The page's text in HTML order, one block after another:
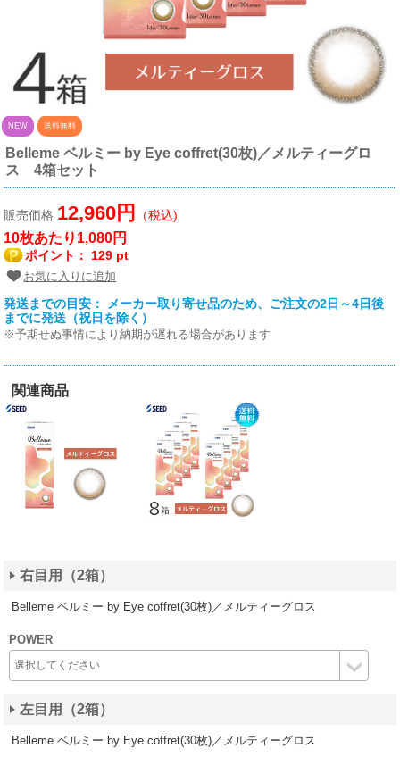
NEW 送料無料
Belleme ベルミー by Eye coffret(30枚)／メルティーグロ
ス 4箱セット
販売価格 12,960円 （税込)
10枚あたり1,080円
ポイント： 129 pt
お気に入りに追加
発送までの目安： メーカー取り寄せ品のため、ご注文の2日～4日後
までに発送（祝日を除く）
※予期せぬ事情により納期が遅れる場合があります
関連商品
右目用（2箱）
Belleme ベルミー by Eye coffret(30枚)／メルティーグロス
POWER
左目用（2箱）
Belleme ベルミー by Eye coffret(30枚)／メルティーグロス